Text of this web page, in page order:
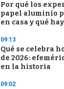
Por qué los
papel aluminio
en casa y qué
09:13
Qué se celebra
de 2026:
en la historia
09:02